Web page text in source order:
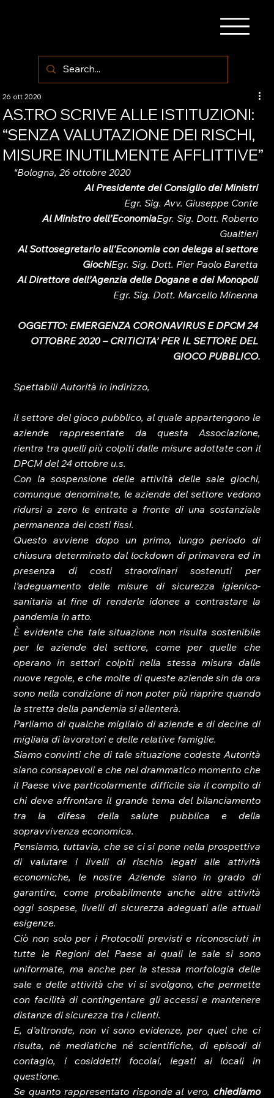
AS.TRO SCRIVE ALLE ISTITUZIONI:
“SENZA VALUTAZIONE DEI RISCHI,
MISURE INUTILMENTE AFFLITTIVE”
26 ott 2020
“Bologna, 26 ottobre 2020
Al Presidente del Consiglio dei Ministri
Egr. Sig. Avv. Giuseppe Conte
Al Ministro dell’EconomiaEgr. Sig. Dott. Roberto
Gualtieri
Al Sottosegretario all’Economia con delega al settore
GiochiEgr. Sig. Dott. Pier Paolo Baretta
Al Direttore dell’Agenzia delle Dogane e dei Monopoli
Egr. Sig. Dott. Marcello Minenna
OGGETTO: EMERGENZA CORONAVIRUS E DPCM 24
OTTOBRE 2020 – CRITICITA’ PER IL SETTORE DEL
GIOCO PUBBLICO.
Spettabili Autorità in indirizzo,
il settore del gioco pubblico, al quale appartengono le
aziende rappresentate da questa Associazione,
rientra tra quelli più colpiti dalle misure adottate con il
DPCM del 24 ottobre u.s.
Con la sospensione delle attività delle sale giochi,
comunque denominate, le aziende del settore vedono
ridursi a zero le entrate a fronte di una sostanziale
permanenza dei costi fissi.
Questo avviene dopo un primo, lungo periodo di
chiusura determinato dal lockdown di primavera ed in
presenza di costi straordinari sostenuti per
l’adeguamento delle misure di sicurezza igienico-
sanitaria al fine di renderle idonee a contrastare la
pandemia in atto.
È evidente che tale situazione non risulta sostenibile
per le aziende del settore, come per quelle che
operano in settori colpiti nella stessa misura dalle
nuove regole, e che molte di queste aziende sin da ora
sono nella condizione di non poter più riaprire quando
la stretta della pandemia si allenterà.
Parliamo di qualche migliaio di aziende e di decine di
migliaia di lavoratori e delle relative famiglie.
Siamo convinti che di tale situazione codeste Autorità
siano consapevoli e che nel drammatico momento che
il Paese vive particolarmente difficile sia il compito di
chi deve affrontare il grande tema del bilanciamento
tra la difesa della salute pubblica e della
sopravvivenza economica.
Pensiamo, tuttavia, che se ci si pone nella prospettiva
di valutare i livelli di rischio legati alle attività
economiche, le nostre Aziende siano in grado di
garantire, come probabilmente anche altre attività
oggi sospese, livelli di sicurezza adeguati alle attuali
esigenze.
Ciò non solo per i Protocolli previsti e riconosciuti in
tutte le Regioni del Paese ai quali le sale si sono
uniformate, ma anche per la stessa morfologia delle
sale e delle attività che vi si svolgono, che permette
con facilità di contingentare gli accessi e mantenere
distanze di sicurezza tra i clienti.
E, d’altronde, non vi sono evidenze, per quel che ci
risulta, né mediatiche né scientifiche, di episodi di
contagio, i cosiddetti focolai, legati ai locali in
questione.
Se quanto rappresentato risponde al vero, chiediamo